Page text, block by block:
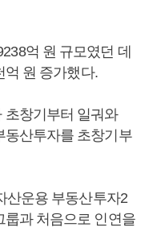
억 원 규모였던 데
억 원 증가했다.
창기부터 일궈와
동산투자를 초창기부
산운용 부동산투자2
과 처음으로 인연을